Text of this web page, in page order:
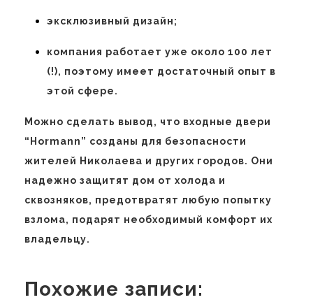
эксклюзивный дизайн;
компания работает уже около 100 лет
(!), поэтому имеет достаточный опыт в
этой сфере.
Можно сделать вывод, что входные двери
“Hormann” созданы для безопасности
жителей Николаева и других городов. Они
надежно защитят дом от холода и
сквозняков, предотвратят любую попытку
взлома, подарят необходимый комфорт их
владельцу.
Похожие записи: